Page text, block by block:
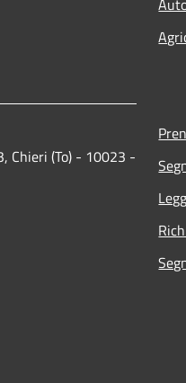
Chieri (To) - 10023 -